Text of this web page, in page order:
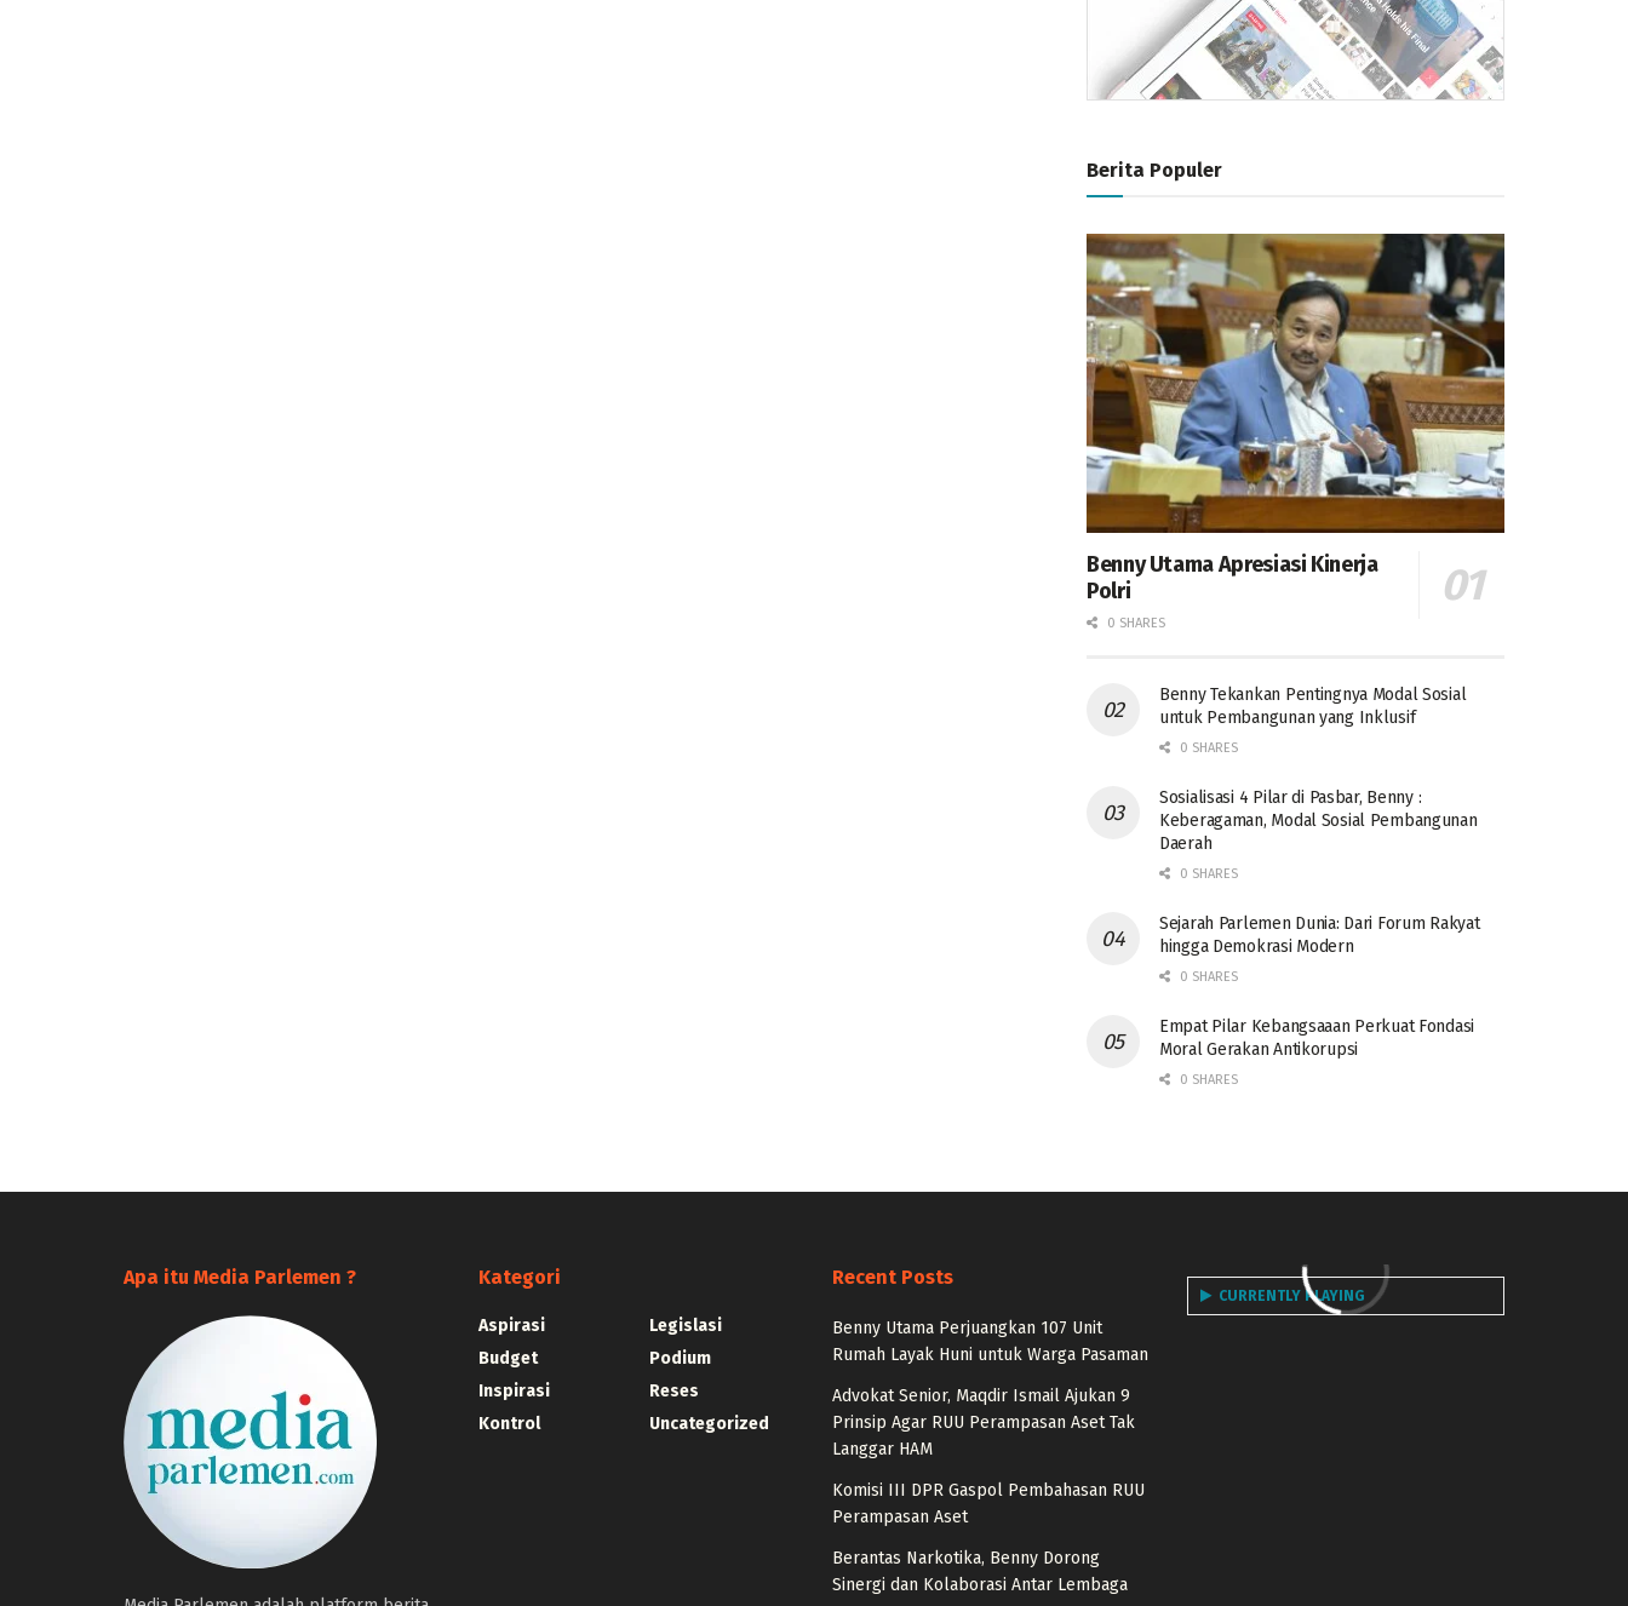
Berita Populer
Benny Utama Apresiasi Kinerja
Polri
0 SHARES
Benny Tekankan Pentingnya Modal Sosial
untuk Pembangunan yang Inklusif
0 SHARES
Sosialisasi 4 Pilar di Pasbar, Benny :
Keberagaman, Modal Sosial Pembangunan
Daerah
0 SHARES
Sejarah Parlemen Dunia: Dari Forum Rakyat
hingga Demokrasi Modern
0 SHARES
Empat Pilar Kebangsaaan Perkuat Fondasi
Moral Gerakan Antikorupsi
0 SHARES
Apa itu Media Parlemen ? Kategori
Aspirasi
Budget
Inspirasi
Kontrol
Legislasi
Podium
Reses
Uncategorized
Recent Posts
Benny Utama Perjuangkan 107 Unit
Rumah Layak Huni untuk Warga Pasaman
Advokat Senior, Maqdir Ismail Ajukan 9
Prinsip Agar RUU Perampasan Aset Tak
Langgar HAM
Komisi III DPR Gaspol Pembahasan RUU
Perampasan Aset
Berantas Narkotika, Benny Dorong
Sinergi dan Kolaborasi Antar Lembaga
CURRENTLY PLAYING